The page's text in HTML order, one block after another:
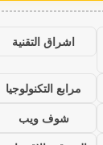
اشراق التقنية
مرابع التكنولوجيا
شوف ويب